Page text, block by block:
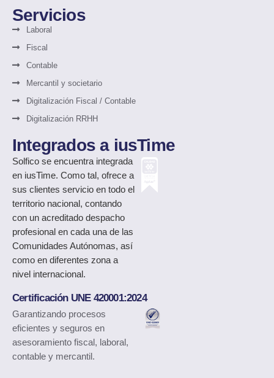
Servicios
Laboral
Fiscal
Contable
Mercantil y societario
Digitalización Fiscal / Contable
Digitalización RRHH
Integrados a iusTime
Solfico se encuentra integrada
en iusTime. Como tal, ofrece a
sus clientes servicio en todo el
territorio nacional, contando
con un acreditado despacho
profesional en cada una de las
Comunidades Autónomas, así
como en diferentes zona a
nivel internacional.
Certificación UNE 420001:2024
Garantizando procesos
eficientes y seguros en
asesoramiento fiscal, laboral,
contable y mercantil.